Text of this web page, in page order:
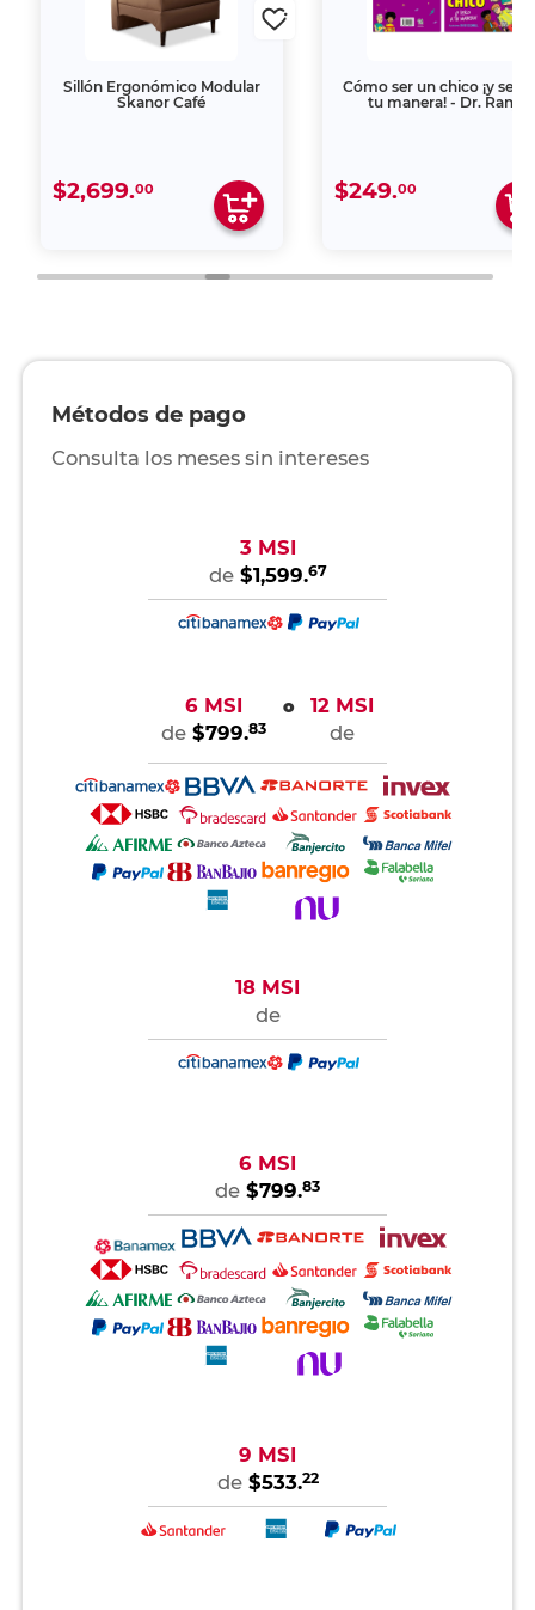
Sillón Ergonómico Modular
Skanor Café
$2,699.00
Cómo ser un chico ¡y serlo
tu manera! - Dr. Ranj
$249.00
Métodos de pago
Consulta los meses sin intereses
3 MSI
de $1,599.67
6 MSI
de $799.83
o
12 MSI
de
18 MSI
de
6 MSI
de $799.83
9 MSI
de $533.22